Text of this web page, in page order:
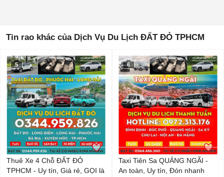
Tin rao khác của Dịch Vụ Du Lịch ĐẤT ĐỎ TPHCM
5
Thuê Xe 4 Chỗ ĐẤT ĐỎ
TPHCM - Uy tín, Giá rẻ, GỌI là
6
Taxi Tiên Sa QUẢNG NGÃI -
An toàn, Uy tín, Đón nhanh